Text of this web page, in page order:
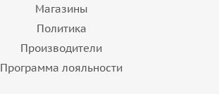
Магазины
Политика
Производители
Программа лояльности